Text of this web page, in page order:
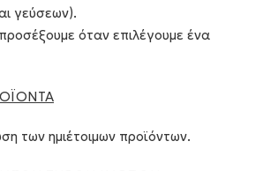
γεύσεων).
όταν επιλέγουμε ένα
των ημιέτοιμων προϊόντων.​